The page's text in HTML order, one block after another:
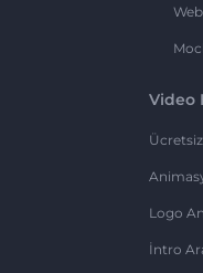
Video
Logo
İntro